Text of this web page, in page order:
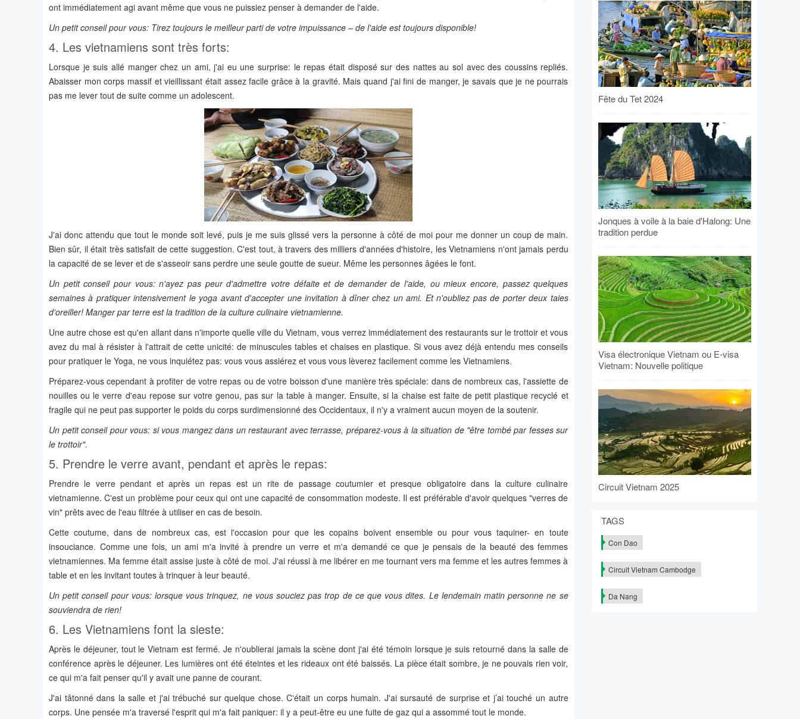
ont immédiatement agi avant même que vous ne puissiez penser à demander de l'aide.
Un petit conseil pour vous: Tirez toujours le meilleur parti de votre impuissance – de l'aide est toujours disponible!
4. Les vietnamiens sont très forts:
Lorsque je suis allé manger chez un ami, j'ai eu une surprise: le repas était disposé sur des nattes au sol avec des coussins repliés.
Abaisser mon corps massif et vieillissant était assez facile grâce à la gravité. Mais quand j'ai fini de manger, je savais que je ne pourrais
pas me lever tout de suite comme un adolescent.
J'ai donc attendu que tout le monde soit levé, puis je me suis glissé vers la personne à côté de moi pour me donner un coup de main.
Bien sûr, il était très satisfait de cette suggestion. C'est tout, à travers des milliers d'années d'histoire, les Vietnamiens n'ont jamais perdu
la capacité de se lever et de s'asseoir sans perdre une seule goutte de sueur. Même les personnes âgées le font.
Un petit conseil pour vous: n'ayez pas peur d'admettre votre défaite et de demander de l'aide, ou mieux encore, passez quelques
semaines à pratiquer intensivement le yoga avant d'accepter une invitation à dîner chez un ami. Et n'oubliez pas de porter deux taies
d'oreiller! Manger par terre est la tradition de la culture culinaire vietnamienne.
Une autre chose est qu'en allant dans n'importe quelle ville du Vietnam, vous verrez immédiatement des restaurants sur le trottoir et vous
avez du mal à résister à l'attrait de cette unicité: de minuscules tables et chaises en plastique. Si vous avez déjà entendu mes conseils
pour pratiquer le Yoga, ne vous inquiétez pas: vous vous assiérez et vous vous lèverez facilement comme les Vietnamiens.
Préparez-vous cependant à profiter de votre repas ou de votre boisson d'une manière très spéciale: dans de nombreux cas, l'assiette de
nouilles ou le verre d'eau repose sur votre genou, pas sur la table à manger. Ensuite, si la chaise est faite de petit plastique recyclé et
fragile qui ne peut pas supporter le poids du corps surdimensionné des Occidentaux, il n'y a vraiment aucun moyen de la soutenir.
Un petit conseil pour vous: si vous mangez dans un restaurant avec terrasse, préparez-vous à la situation de "être tombé par fesses sur
le trottoir".
5. Prendre le verre avant, pendant et après le repas:
Prendre le verre pendant et après un repas est un rite de passage coutumier et presque obligatoire dans la culture culinaire
vietnamienne. C'est un problème pour ceux qui ont une capacité de consommation modeste. Il est préférable d'avoir quelques "verres de
vin" prêts avec de l'eau filtrée à utiliser en cas de besoin.
Cette coutume, dans de nombreux cas, est l'occasion pour que les copains boivent ensemble ou pour vous taquiner- en toute
insouciance. Comme une fois, un ami m'a invité à prendre un verre et m'a demandé ce que je pensais de la beauté des femmes
vietnamiennes. Ma femme était assise juste à côté de moi. J'ai réussi à me libérer en me tournant vers ma femme et les autres femmes à
table et en les invitant toutes à trinquer à leur beauté.
Un petit conseil pour vous: lorsque vous trinquez, ne vous souciez pas trop de ce que vous dites. Le lendemain matin personne ne se
souviendra de rien!
6. Les Vietnamiens font la sieste:
Après le déjeuner, tout le Vietnam est fermé. Je n'oublierai jamais la scène dont j'ai été témoin lorsque je suis retourné dans la salle de
conférence après le déjeuner. Les lumières ont été éteintes et les rideaux ont été baissés. La pièce était sombre, je ne pouvais rien voir,
ce qui m'a fait penser qu'il y avait une panne de courant.
J'ai tâtonné dans la salle et j'ai trébuché sur quelque chose. C'était un corps humain. J'ai sursauté de surprise et j’ai touché un autre
corps. Une pensée m'a traversé l'esprit qui m'a fait paniquer: il y a peut-être eu une fuite de gaz qui a assommé tout le monde.
Fête du Tet 2024
Jonques à voile à la baie d'Halong: Une
tradition perdue
Visa électronique Vietnam ou E-visa
Vietnam: Nouvelle politique
Circuit Vietnam 2025
TAGS
Con Dao
Circuit Vietnam Cambodge
Da Nang